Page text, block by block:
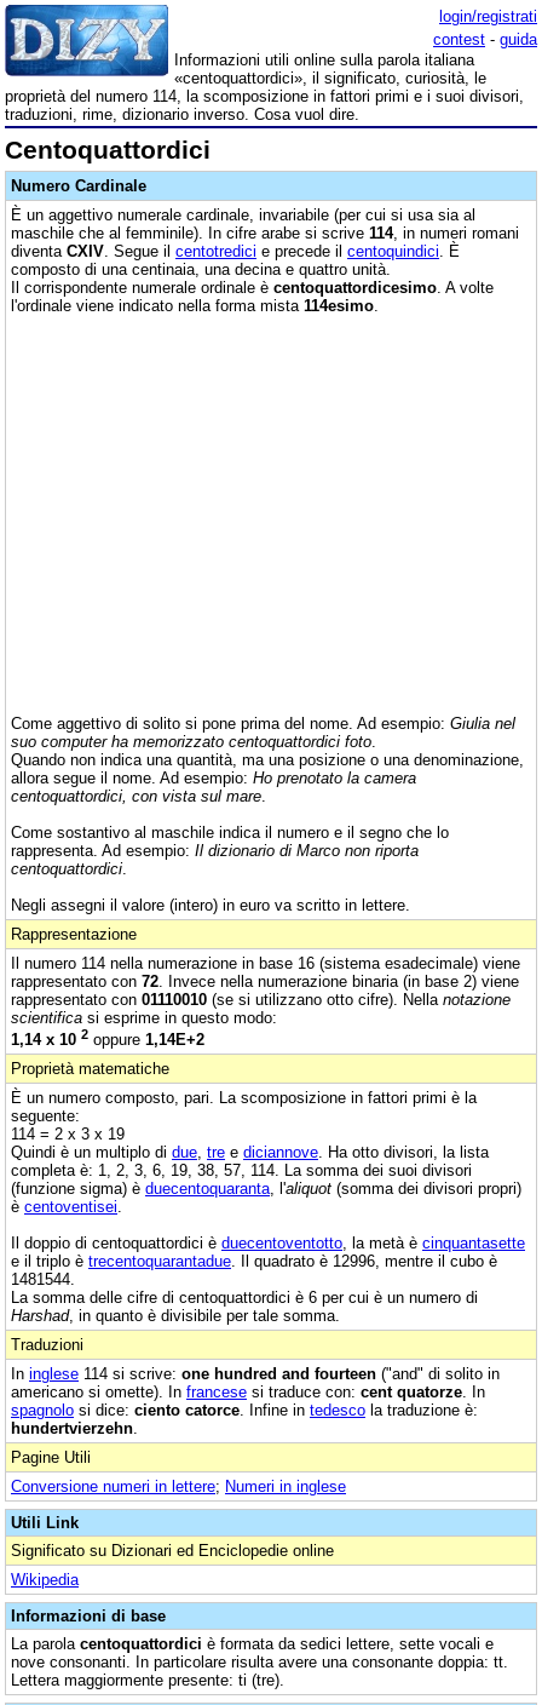
login/registrati
contest - guida
Informazioni utili online sulla parola italiana
«centoquattordici», il significato, curiosità, le
proprietà del numero 114, la scomposizione in fattori primi e i suoi divisori,
traduzioni, rime, dizionario inverso. Cosa vuol dire.
Centoquattordici
Numero Cardinale
È un aggettivo numerale cardinale, invariabile (per cui si usa sia al
maschile che al femminile). In cifre arabe si scrive 114, in numeri romani
diventa CXIV . Segue il centotredici e precede il centoquindici . È
composto di una centinaia, una decina e quattro unità.
Il corrispondente numerale ordinale è centoquattordicesimo . A volte
l'ordinale viene indicato nella forma mista 114esimo
Come aggettivo di solito si pone prima del nome. Ad esempio: Giulia nel
suo computer ha memorizzato centoquattordici foto
Quando non indica una quantità, ma una posizione o una denominazione,
allora segue il nome. Ad esempio: Ho prenotato la camera
centoquattordici, con vista sul mare
Come sostantivo al maschile indica il numero e il segno che lo
rappresenta. Ad esempio: Il dizionario di Marco non riporta
centoquattordici
Negli assegni il valore (intero) in euro va scritto in lettere.
Rappresentazione
Il numero 114 nella numerazione in base 16 (sistema esadecimale) viene
rappresentato con 72 . Invece nella numerazione binaria (in base 2) viene
rappresentato con 01110010 (se si utilizzano otto cifre). Nella notazione
scientifica si esprime in questo modo:
1,14 x 10 2 oppure 1,14E+2
Proprietà matematiche
È un numero composto, pari. La scomposizione in fattori primi è la
seguente:
114 = 2 x 3 x 19
Quindi è un multiplo di due tre e diciannove . Ha otto divisori, la lista
completa è: 1, 2, 3, 6, 19, 38, 57, 114. La somma dei suoi divisori
(funzione sigma) è duecentoquaranta , l'aliquot (somma dei divisori propri)
è centoventisei
Il doppio di centoquattordici è duecentoventotto , la metà è cinquantasette
e il triplo è trecentoquarantadue . Il quadrato è 12996, mentre il cubo è
1481544.
La somma delle cifre di centoquattordici è 6 per cui è un numero di
Harshad, in quanto è divisibile per tale somma.
Traduzioni
In inglese 114 si scrive: one hundred and fourteen ("and" di solito in
americano si omette). In francese si traduce con: cent quatorze . In
spagnolo si dice: ciento catorce . Infine in tedesco la traduzione è:
hundertvierzehn
Pagine Utili
Conversione numeri in lettere; Numeri in inglese
Utili Link
Significato su Dizionari ed Enciclopedie online
Wikipedia
Informazioni di base
La parola centoquattordici è formata da sedici lettere, sette vocali e
nove consonanti. In particolare risulta avere una consonante doppia: tt.
Lettera maggiormente presente: ti (tre).